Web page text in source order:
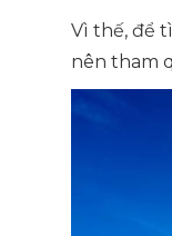
Vì thế, để
nên tham